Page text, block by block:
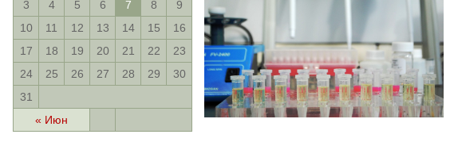
« Июн
3
4 5 6 7 8
9
10
11 12 13 14 15
16
17
18 19 20 21 22
23
24
25 26 27 28 29
30
31